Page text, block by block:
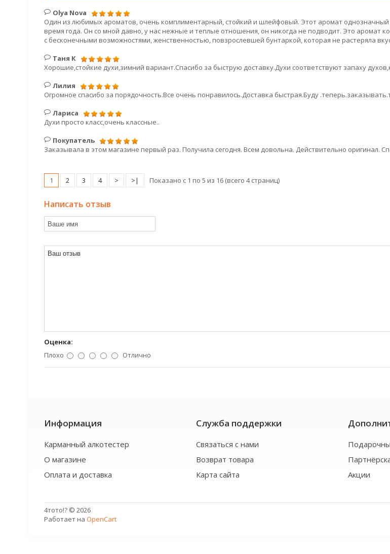
Olya Nova
Один из любимых ароматов, очень комплиментарный, стойкий и шлейфовый. Этот аромат
время года. Он со мной давно, у нас нежные и теплые отношения, он никогда не подводит. Это аромат
с бесконечными возможностями, женственностью, повзрослевшей бунтаркой, которая не растеряла
Таня К
Хорошие,стойкие духи,зимний вариант.Спасибо за быструю доставку.Духи соответствуют запаху
Лилия
Огромное спасибо за порядочность.Все очень понравилось.Доставка быстрая.Буду
Лариса
Духи просто класс,очень классные..
Покупатель
Заказывала в этом магазине первый раз. Получила сегодня. Всем довольна. Действительно оригинал.
1 2 3 4 > >| Показано с 1 по 5 из 16 (всего 4 страниц)
Написать отзыв
Оценка:
Плохо
Отлично
Информация
Карманный алкотестер
О магазине
Оплата и доставка
Служба поддержки
Связаться с нами
Возврат товара
Карта сайта
Акции
4тото!? © 2026
Работает на OpenCart